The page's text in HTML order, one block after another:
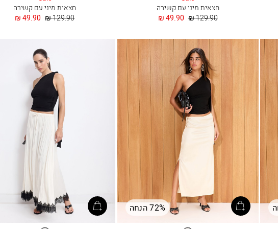
חצאית מיני עם קשירה
החל
49.90 ₪ מחיר
129.90 ₪
חצאית מיני עם קשירה
החל
49.90 ₪ מחיר
129.90 ₪
72% הנחה